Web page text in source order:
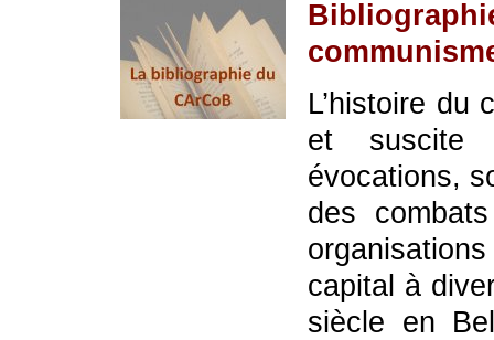
L’histoire du
et suscite
évocations,
des
capital à
siècle en